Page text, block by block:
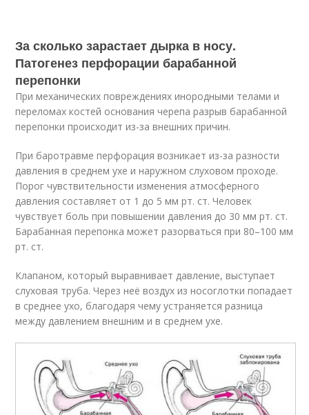
За сколько зарастает дырка в носу.
Патогенез перфорации барабанной
перепонки
При механических повреждениях инородными телами и
переломах костей основания черепа разрыв барабанной
перепонки происходит из-за внешних причин.
При баротравме перфорация возникает из-за разности
давления в среднем ухе и наружном слуховом проходе.
Порог чувствительности изменения атмосферного
давления составляет от 1 до 5 мм рт. ст. Человек
чувствует боль при повышении давления до 30 мм рт. ст.
Барабанная перепонка может разорваться при 80–100 мм
рт. ст.
Клапаном, который выравнивает давление, выступает
слуховая труба. Через неё воздух из носоглотки попадает
в среднее ухо, благодаря чему устраняется разница
между давлением внешним и в среднем ухе.